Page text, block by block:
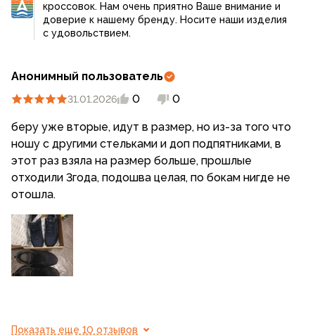
кроссовок. Нам очень приятно Ваше внимание и
доверие к нашему бренду. Носите наши изделия
с удовольствием.
Анонимный пользователь
31.01.2026 0 0
беру уже вторые, идут в размер, но из-за того что
ношу с другими стельками и доп подпятниками, в
этот раз взяла на размер больше, прошлые
отходили 3года, подошва целая, по бокам нигде не
отошла.
Показать еще 10 отзывов